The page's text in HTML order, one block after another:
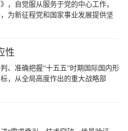
，自觉服从服务于党的中心工作，
为新征程党和国家事业发展提供坚
性
、准确把握“十五五”时期国际国内形
，从全局高度作出的重大战略部
指明了前进方向、提供了根本遵